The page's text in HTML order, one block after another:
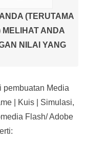
(TERUTAMA
ANDA
NILAI YANG
pembuatan Media
| Kuis | Simulasi,
Flash/ Adobe